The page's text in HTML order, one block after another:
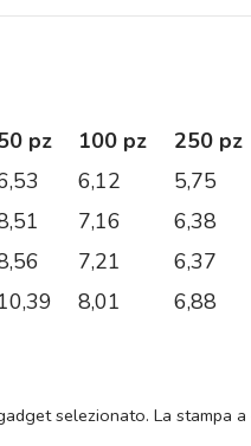
pz 100 pz 250 pz
6,12 5,75
7,16 6,38
7,21 6,37
8,01 6,88
selezionato. La